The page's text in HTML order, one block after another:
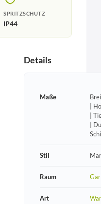
SPRITZSCHUTZ
IP44
Details
Maße
|
|
|
Stil
Raum
Art